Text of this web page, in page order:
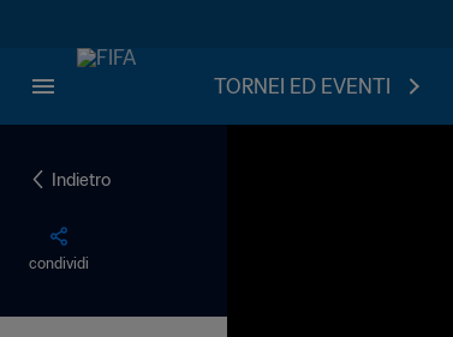
TORNEI ED EVENTI
Indietro
condividi